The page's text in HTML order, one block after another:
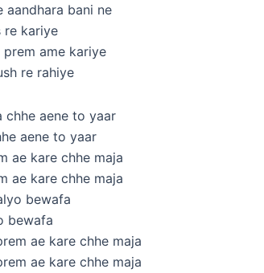
aandhara bani ne
re kariye
ame kariye
re rahiye
chhe aene to yaar
aene to yaar
ae kare chhe maja
ae kare chhe maja
bewafa
bewafa
ae kare chhe maja
ae kare chhe maja